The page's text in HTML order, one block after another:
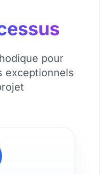
pour
exceptionnels